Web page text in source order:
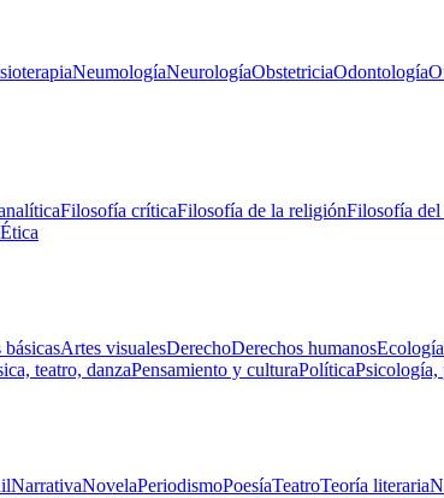
NeumologíaNeurologíaObstetriciaOdontología
Filosofía críticaFilosofía de la religiónFilosofía del
Ética
Artes visualesDerechoDerechos humanosEcología
teatro, danzaPensamiento y culturaPolíticaPsicología,
NarrativaNovelaPeriodismoPoesíaTeatroTeoría literaria